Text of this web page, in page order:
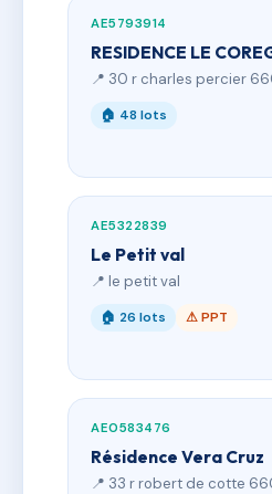
AE5793914
RESIDENCE LE
📍 30 r charles percier
🏠 48 lots
AE5322839
Le Petit val
📍 le petit val
🏠 26 lots ⚠ PPT
AE0583476
Résidence Vera Cruz
📍 33 r robert de cotte